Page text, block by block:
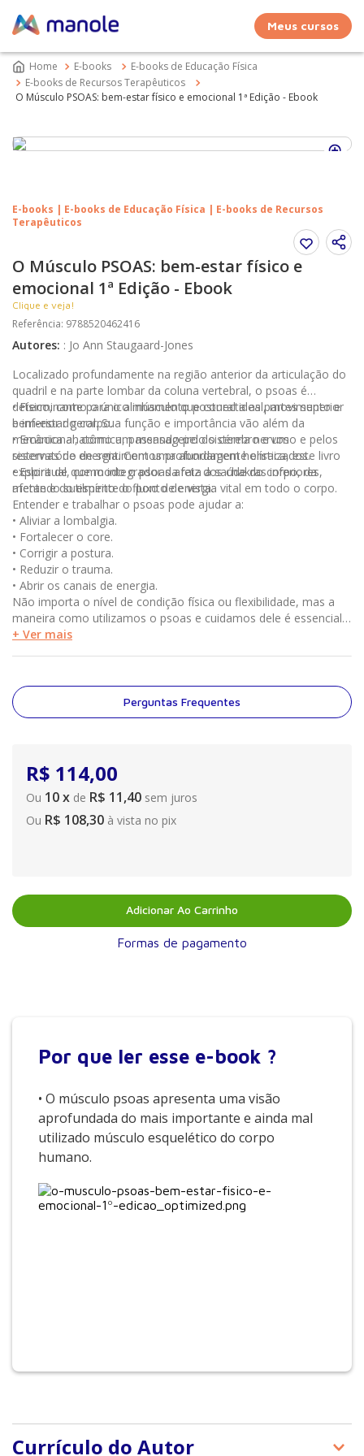
Meus cursos
E-books
E-books de Educação Física
E-books de Recursos Terapêuticos
O Músculo PSOAS: bem-estar físico e emocional 1ª Edição - Ebook
E-books | E-books de Educação Física | E-books de Recursos
Terapêuticos
O Músculo PSOAS: bem-estar físico e
emocional 1ª Edição - Ebook
Clique e veja!
Referência: 9788520462416
Autores: : Jo Ann Staugaard-Jones
Localizado profundamente na região anterior da articulação do
quadril e na parte lombar da coluna vertebral, o psoas é
determinante para o alinhamento postural ideal, movimento e
bem-estar geral. Sua função e importância vão além da
mecânica anatômica, passando pelo sistema nervoso e pelos
sistemas de energia. Com uma abordagem holística, este livro
explora de que modo o psoas afeta a saúde do corpo, da
mente e do espírito do ponto de vista:
• Físico, como o único músculo que conecta as partes superior
e inferior do corpo.
• Emocional, como um mensageiro do cérebro e um
reservatório de sentimentos profundamente enraizados.
• Espiritual, como integrador da raiz dos chakras inferiores,
afetando sutilmente o fluxo de energia vital em todo o corpo.
Entender e trabalhar o psoas pode ajudar a:
• Aliviar a lombalgia.
• Fortalecer o core.
• Corrigir a postura.
• Reduzir o trauma.
• Abrir os canais de energia.
Não importa o nível de condição física ou flexibilidade, mas a
maneira como utilizamos o psoas e cuidamos dele é essencial
para nossa vivência. Com imagens detalhadas e os principais
livro mostra aos leitores como soltar esse músculo para criar
equilíbrio, harmonia e liberdade de movimento.
+ Ver mais
Perguntas Frequentes
R$ 114,00
Ou 10x de R$ 11,40 sem juros
Ou R$ 108,30 à vista no pix
Adicionar Ao Carrinho
Formas de pagamento
Por que ler esse e-book ?
• O músculo psoas apresenta uma visão
aprofundada do mais importante e ainda mal
utilizado músculo esquelético do corpo
humano.
Currículo do Autor